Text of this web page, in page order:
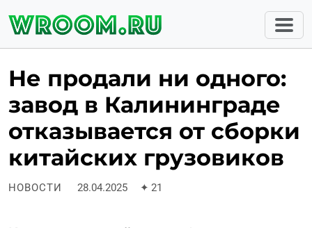
Не продали ни одного:
завод в Калининграде
отказывается от сборки
китайских грузовиков
НОВОСТИ 28.04.2025 ✦ 21